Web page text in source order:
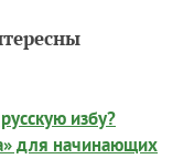
избу?
для начинающих